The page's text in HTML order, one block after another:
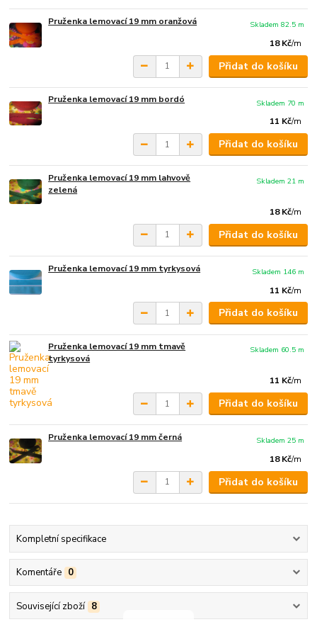
Pruženka lemovací 19 mm oranžová
18 Kč/m
Skladem 82.5 m
Přidat do košíku
Pruženka lemovací 19 mm bordó
11 Kč/m
Skladem 70 m
Přidat do košíku
Pruženka lemovací 19 mm lahvově
zelená
18 Kč/m
Skladem 21 m
Přidat do košíku
Pruženka lemovací 19 mm tyrkysová
11 Kč/m
Skladem 146 m
Přidat do košíku
Pruženka lemovací 19 mm tmavě
tyrkysová
11 Kč/m
Skladem 60.5 m
Přidat do košíku
Pruženka lemovací 19 mm černá
18 Kč/m
Skladem 25 m
Přidat do košíku
Kompletní specifikace
Komentáře 0
Související zboží 8